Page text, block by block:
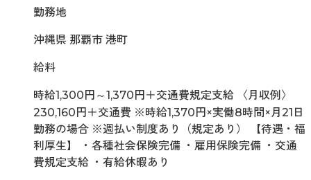
勤務地
沖縄県 那覇市 港町
給料
時給1,300円～1,370円＋交通費規定支給 〈月収例〉
230,160円＋交通費 ※時給1,370円×実働8時間×月21日
勤務の場合 ※週払い制度あり（規定あり） 【待遇・福
利厚生】 ・各種社会保険完備 ・雇用保険完備 ・交通
費規定支給 ・有給休暇あり